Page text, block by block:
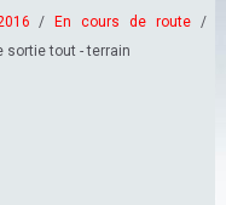
/ En cours de route/
sortie tout - terrain